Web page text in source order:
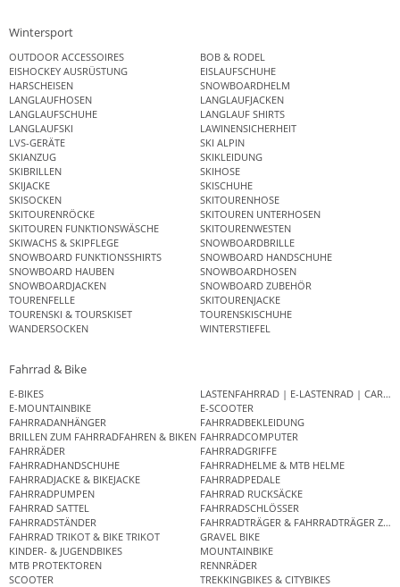
Wintersport
OUTDOOR ACCESSOIRES
BOB & RODEL
EISHOCKEY AUSRÜSTUNG
EISLAUFSCHUHE
HARSCHEISEN
SNOWBOARDHELM
LANGLAUFHOSEN
LANGLAUFJACKEN
LANGLAUFSCHUHE
LANGLAUF SHIRTS
LANGLAUFSKI
LAWINENSICHERHEIT
LVS-GERÄTE
SKI ALPIN
SKIANZUG
SKIKLEIDUNG
SKIBRILLEN
SKIHOSE
SKIJACKE
SKISCHUHE
SKISOCKEN
SKITOURENHOSE
SKITOURENRÖCKE
SKITOUREN UNTERHOSEN
SKITOUREN FUNKTIONSWÄSCHE
SKITOURENWESTEN
SKIWACHS & SKIPFLEGE
SNOWBOARDBRILLE
SNOWBOARD FUNKTIONSSHIRTS
SNOWBOARD HANDSCHUHE
SNOWBOARD HAUBEN
SNOWBOARDHOSEN
SNOWBOARDJACKEN
SNOWBOARD ZUBEHÖR
TOURENFELLE
SKITOURENJACKE
TOURENSKI & TOURSKISET
TOURENSKISCHUHE
WANDERSOCKEN
WINTERSTIEFEL
Fahrrad & Bike
E-BIKES
LASTENFAHRRAD | E-LASTENRAD |
E-MOUNTAINBIKE
E-SCOOTER
FAHRRADANHÄNGER
FAHRRADBEKLEIDUNG
BRILLEN ZUM FAHRRADFAHREN & BIKEN FAHRRADCOMPUTER
FAHRRÄDER
FAHRRADGRIFFE
FAHRRADHANDSCHUHE
FAHRRADHELME & MTB HELME
FAHRRADJACKE & BIKEJACKE
FAHRRADPEDALE
FAHRRADPUMPEN
FAHRRAD RUCKSÄCKE
FAHRRAD SATTEL
FAHRRADSCHLÖSSER
FAHRRADSTÄNDER
FAHRRADTRÄGER & FAHRRADTRÄGER
FAHRRAD TRIKOT & BIKE TRIKOT
GRAVEL BIKE
KINDER- & JUGENDBIKES
MOUNTAINBIKE
MTB PROTEKTOREN
RENNRÄDER
SCOOTER
TREKKINGBIKES & CITYBIKES